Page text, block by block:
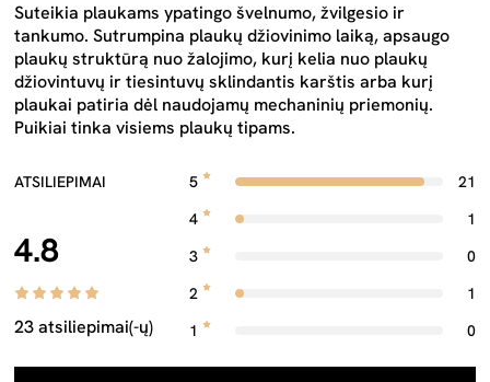
Suteikia plaukams ypatingo švelnumo, žvilgesio ir
tankumo. Sutrumpina plaukų džiovinimo laiką, apsaugo
plaukų struktūrą nuo žalojimo, kurį kelia nuo plaukų
džiovintuvų ir tiesintuvų sklindantis karštis arba kurį
plaukai patiria dėl naudojamų mechaninių priemonių.
Puikiai tinka visiems plaukų tipams.
ATSILIEPIMAI
4.8
23 atsiliepimai(-ų)
5
21
4
1
3
0
2
1
1
0